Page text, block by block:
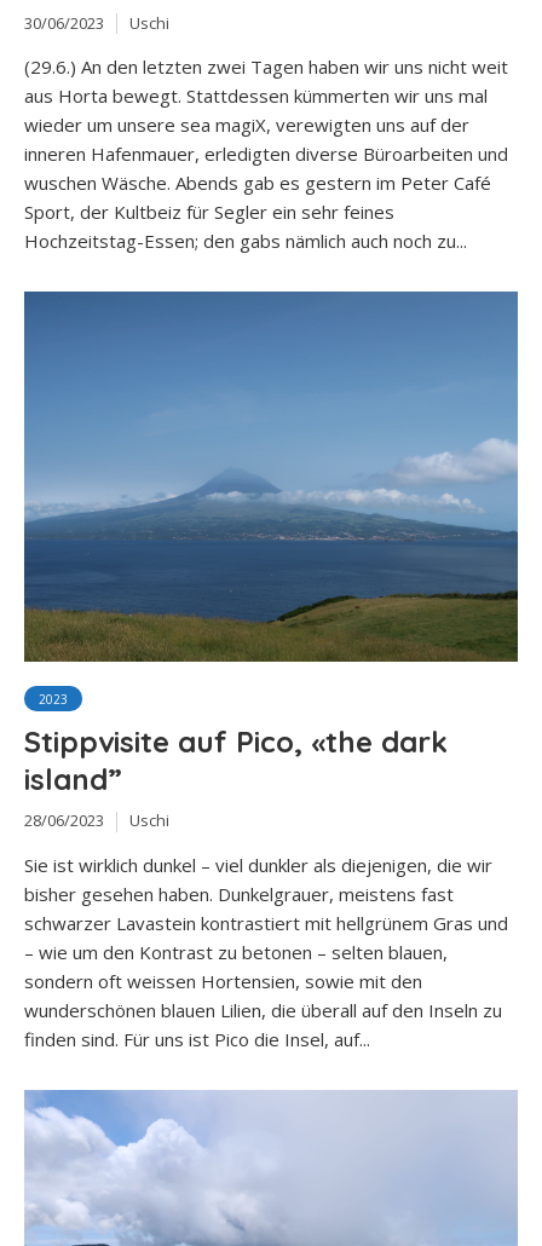
30/06/2023 Uschi
(29.6.) An den letzten zwei Tagen haben wir uns nicht weit
aus Horta bewegt. Stattdessen kümmerten wir uns mal
wieder um unsere sea magiX, verewigten uns auf der
inneren Hafenmauer, erledigten diverse Büroarbeiten und
wuschen Wäsche. Abends gab es gestern im Peter Café
Sport, der Kultbeiz für Segler ein sehr feines
Hochzeitstag-Essen; den gabs nämlich auch noch zu...
2023
Stippvisite auf Pico, «the dark
island”
28/06/2023 Uschi
Sie ist wirklich dunkel – viel dunkler als diejenigen, die wir
bisher gesehen haben. Dunkelgrauer, meistens fast
schwarzer Lavastein kontrastiert mit hellgrünem Gras und
– wie um den Kontrast zu betonen – selten blauen,
sondern oft weissen Hortensien, sowie mit den
wunderschönen blauen Lilien, die überall auf den Inseln zu
finden sind. Für uns ist Pico die Insel, auf...